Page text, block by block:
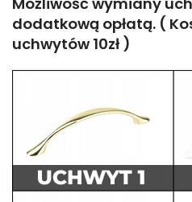
dodatkową opłatą. (
uchwytów 10zł )